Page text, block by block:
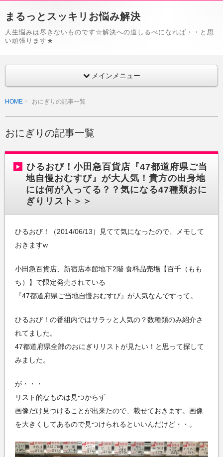
まるっとスッキリお悩み解決
人生悩みは尽きないものです☆解決への道しるべになれば・・と思
い頑張ります★
メインメニュー
HOME おにぎりの記事一覧
おにぎりの記事一覧
ひるおび！小田急百貨店『47都道府県ご当
地自慢おむすび』が大人気！貴方の出身地
には何が入ってる？？気になる47種類おに
ぎりリスト＞＞
ひるおび！（2014/06/13）見てて気になったので、メモして
おきますw
小田急百貨店、新宿店本館地下2階 食料品売場【百千（もも
ち）】で限定発売されている
『47都道府県ご当地自慢おむすび』が人気なんですって。
ひるおび！の番組内ではサラッと人気の？数種類のみ紹介さ
れてました。
47都道府県全部のおにぎりリストが見たい！と思って探して
みました。
が・・・
リスト的なものは見つからず
画像だけ見つけることが出来たので、載せておきます。画像
を大きくしてあるので見つけられるといいんだけど・・。